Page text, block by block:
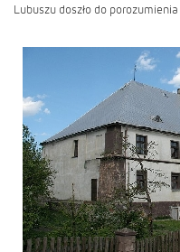
Lubuszu doszło do